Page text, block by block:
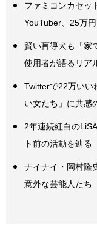
ファミコンカセッ
YouTuber、25万
賢い盲導犬も「家
使用者が語るリア
Twitterで22万いい
い女たち」に共感
2年連続紅白の
ト前の活動を辿る
ナイナイ・岡村隆
意外な芸能人たち